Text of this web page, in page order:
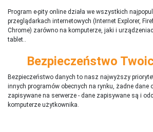
Program e-pity online działa we wszystkich
przeglądarkach internetowych (Internet Explorer,
Chrome) zarówno na komputerze, jaki i
tablet..
Bezpieczeństwo
Bezpieczeństwo danych to nasz najwyższy
innych programów obecnych na rynku, żadne dane
zapisywane na serwerze - dane zapisywane są i
komputerze użytkownika.